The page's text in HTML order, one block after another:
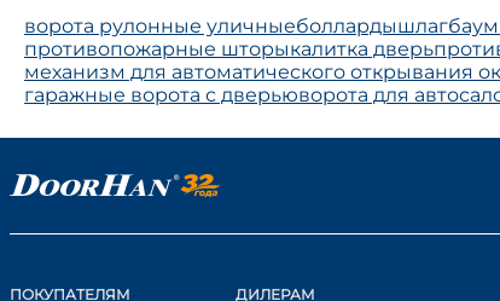
ворота рулонные уличныеболлардышлагбаум
противопожарные шторыкалитка дверь
механизм для автоматического открывания
гаражные ворота с дверьюворота для
ПОКУПАТЕЛЯМ ДИЛЕРАМ